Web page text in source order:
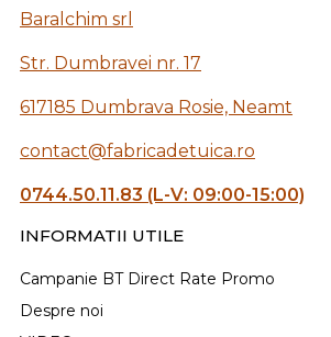
Baralchim srl
Str. Dumbravei nr. 17
617185 Dumbrava Rosie, Neamt
contact@fabricadetuica.ro
0744.50.11.83 (L-V: 09:00-15:00)
INFORMATII UTILE
Campanie BT Direct Rate Promo
Despre noi